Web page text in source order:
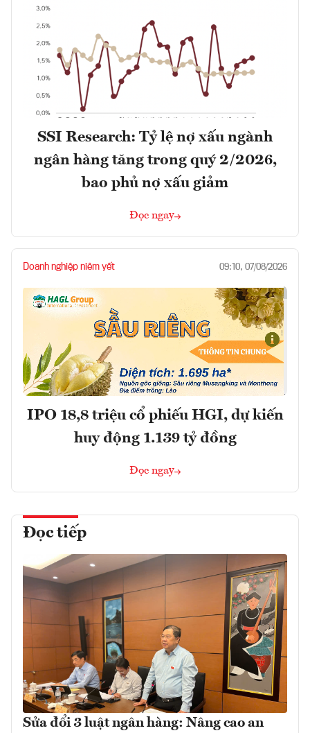
SSI Research: Tỷ lệ nợ xấu ngành
ngân hàng tăng trong quý 2/2026,
bao phủ nợ xấu giảm
Đọc ngay
Doanh nghiệp niêm yết 09:10, 07/08/2026
IPO 18,8 triệu cổ phiếu HGI, dự kiến
huy động 1.139 tỷ đồng
Đọc ngay
Đọc tiếp
Sửa đổi 3 luật ngân hàng: Nâng cao an